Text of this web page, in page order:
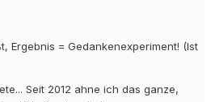
Ergebnis = Gedankenexperiment! (Ist
Seit 2012 ahne ich das ganze,